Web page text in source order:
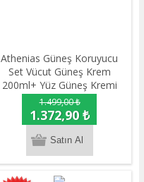
Athenias Güneş Koruyucu
Set Vücut Güneş Krem
200ml+ Yüz Güneş Kremi
50gr Athenias Güneş
Koruyucu Set Sun Milk
spray+ Sunscreen cream
1.499,00 ₺
1.372,90 ₺